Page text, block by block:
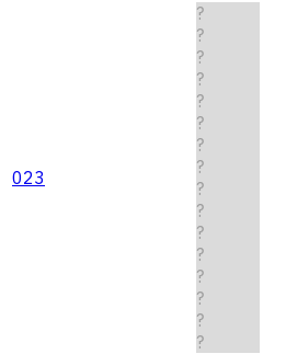
023
?
?
?
?
?
?
?
?
?
?
?
?
?
?
?
?